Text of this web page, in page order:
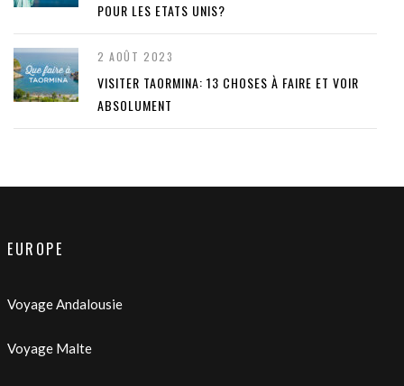
POUR LES ETATS UNIS?
2 AOÛT 2023
VISITER TAORMINA: 13 CHOSES À FAIRE ET VOIR
ABSOLUMENT
EUROPE
Voyage Andalousie
Voyage Malte